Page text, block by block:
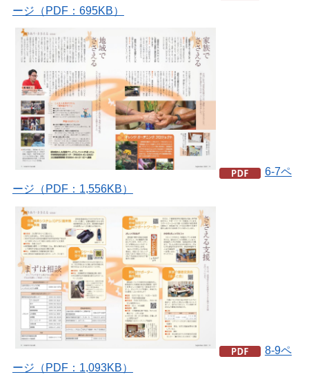
ージ（PDF：695KB）
6-7ペ
ージ（PDF：1,556KB）
8-9ペ
ージ（PDF：1,093KB）